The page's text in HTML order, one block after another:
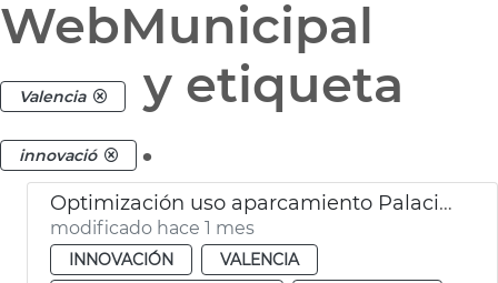
WebMunicipal
Valencia y etiqueta
innovació .
Optimización uso aparcamiento Palacio de Congresos por el Sandbox Urbà
modificado hace 1 mes
INNOVACIÓN
VALENCIA